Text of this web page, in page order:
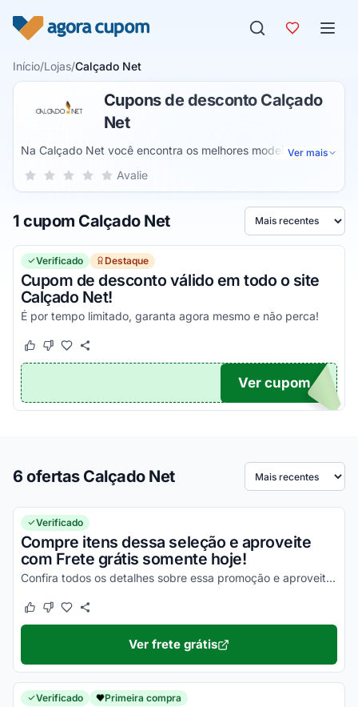
Início/Lojas/Calçado Net
Cupons de desconto Calçado
Net
Na Calçado Net você encontra os melhores modelos de
calçados para que possa andar com estilo e gastando
Calçado Net, que você só encontra disponíveis aqui, no
Ver mais
Sua nota para Calçado Net, de 1 a 5 estrelas
5 estrelas
4 estrelas
3 estrelas
2 estrelas
1 estrela Avalie
1 cupom Calçado Net Ordenar por
Verificado Destaque
Cupom de desconto válido em todo o site
Calçado Net!
É por tempo limitado, garanta agora mesmo e não perca!
Este cupom funcionou
Este cupom não funcionou
TICO
Ver cupom
6 ofertas Calçado Net Ordenar por
Verificado
Compre itens dessa seleção e aproveite
com Frete grátis somente hoje!
Confira todos os detalhes sobre essa promoção e aproveite para economizar na entrega dos seus produtos!
Este cupom funcionou
Este cupom não funcionou
Ver frete grátis
Verificado Primeira compra